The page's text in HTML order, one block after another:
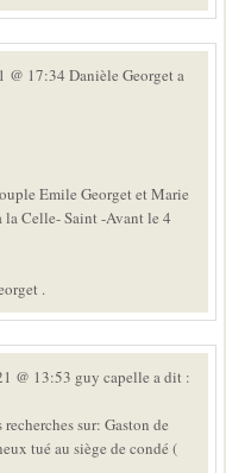
@ 17:34 Danièle Georget a
Emile Georget et Marie
la Celle- Saint -Avant le 4
.
@ 13:53 guy capelle a dit :
sur: Gaston de
tué au siège de condé (